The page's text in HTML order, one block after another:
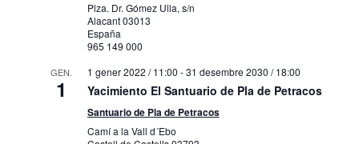
Plza. Dr. Gómez Ulla, s/n
Alacant03013
España
965 149 000
GEN.
1
1 gener 2022 / 11:00 -31 desembre 2030 / 18:00
Yacimiento El Santuario de Pla de Petracos
Santuario de Pla de Petracos
Camí a la Vall d´Ebo